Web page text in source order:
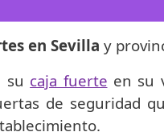
en Sevilla y
su caja fuerte en su
de seguridad